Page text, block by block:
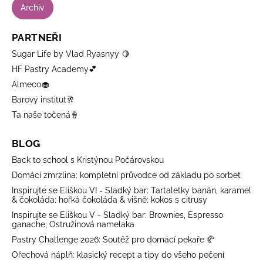
Archiv
PARTNEŘI
Sugar Life by Vlad Ryasnyy 🍋
HF Pastry Academy💕
Almeco🧁
Barový institut🥂
Ta naše točená🍦
BLOG
Back to school s Kristýnou Počárovskou
Domácí zmrzlina: kompletní průvodce od základu po sorbet
Inspirujte se Eliškou VI - Sladký bar: Tartaletky banán, karamel
& čokoláda; hořká čokoláda & višně; kokos s citrusy
Inspirujte se Eliškou V - Sladký bar: Brownies, Espresso
ganache, Ostružinová namelaka
Pastry Challenge 2026: Soutěž pro domácí pekaře 🥐
Ořechová náplň: klasický recept a tipy do všeho pečení